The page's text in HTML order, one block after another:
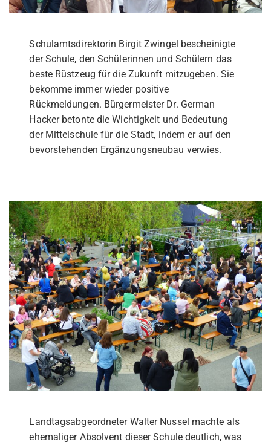
Schulamtsdirektorin Birgit Zwingel bescheinigte
der Schule, den Schülerinnen und Schülern das
beste Rüstzeug für die Zukunft mitzugeben. Sie
bekomme immer wieder positive
Rückmeldungen. Bürgermeister Dr. German
Hacker betonte die Wichtigkeit und Bedeutung
der Mittelschule für die Stadt, indem er auf den
bevorstehenden Ergänzungsneubau verwies.
Landtagsabgeordneter Walter Nussel machte als
ehemaliger Absolvent dieser Schule deutlich, was